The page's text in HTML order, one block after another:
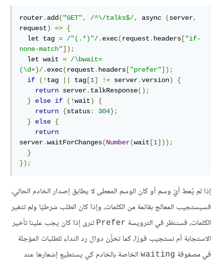
router. add ( "GET", /^\/talks$/, async (server,
request) => {
  let tag
= /"(.*)"/. exec(request . headers ["if-
none-match"]);
  let wait
= /\bwait=
(\d+)/. exec(request . headers ["prefer"]);
if
(! tag tag [1] != server.version)
{
return server. talkResponse();
}
else if (!wait)
{
return {status: 304};
}
else {
return
server.waitForChanges(Number(wait [1]));
}
});
إذا لم يُعط أيّ وسم أو كان الوسم المعطى لا يطابق إصدار الخادم الحالي،
فسيستجيب المعالج بقائمة من الكلمات، وإذا كان الطلب شرطيًا ولم تتغير
الكلمات، فسننظر في الترويسة Prefer لنرى إذا كان يجب علينا تأخير
الاستجابة أم نستجيب فورًا، كما تخزَّن دوال رد النداء للطلبات المؤجلة
في مصفوفة waiting الخاصة بالخادم كي يستطيع إشعارها عند